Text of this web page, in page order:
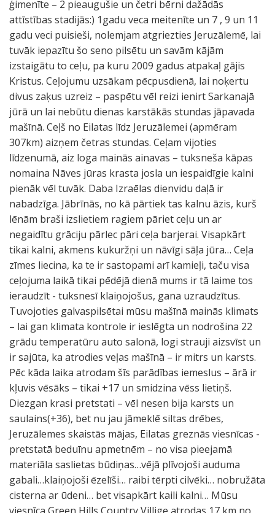
ģimenīte – 2 pieaugušie un četri bērni dažādās
attīstības stadijās:) 1gadu veca meitenīte un 7 , 9 un 11
gadu veci puisieši, nolemjam atgriezties Jeruzālemē, lai
tuvāk iepazītu šo seno pilsētu un savām kājām
izstaigātu to ceļu, pa kuru 2009 gadus atpakaļ gājis
Kristus. Ceļojumu uzsākam pēcpusdienā, lai noķertu
divus zaķus uzreiz – paspētu vēl reizi ienirt Sarkanajā
jūrā un lai nebūtu dienas karstākās stundas jāpavada
mašīnā. Ceļš no Eilatas līdz Jeruzālemei (apmēram
307km) aizņem četras stundas. Ceļam vijoties
līdzenumā, aiz loga mainās ainavas – tuksneša kāpas
nomaina Nāves jūras krasta josla un iespaidīgie kalni
pienāk vēl tuvāk. Daba Izraēlas dienvidu daļā ir
nabadzīga. Jābrīnās, no kā pārtiek tas kalnu āzis, kurš
lēnām braši izslietiem ragiem pāriet ceļu un ar
negaidītu grāciju pārlec pāri ceļa barjerai. Visapkārt
tikai kalni, akmens kukuržņi un nāvīgi sāļa jūra… Ceļa
zīmes liecina, ka te ir sastopami arī kamieļi, taču visa
ceļojuma laikā tikai pēdējā dienā mums ir tā laime tos
ieraudzīt - tuksnesī klaiņojošus, gana uzraudzītus.
Tuvojoties galvaspilsētai mūsu mašīnā mainās klimats
– lai gan klimata kontrole ir ieslēgta un nodrošina 22
grādu temperatūru auto salonā, logi strauji aizsvīst un
ir sajūta, ka atrodies veļas mašīnā – ir mitrs un karsts.
Pēc kāda laika atrodam šīs parādības iemeslus – ārā ir
kļuvis vēsāks – tikai +17 un smidzina vēss lietiņš.
Diezgan krasi pretstati – vēl nesen bija karsts un
saulains(+36), bet nu jau jāmeklē siltas drēbes,
Jeruzālemes skaistās mājas, Eilatas greznās viesnīcas -
pretstatā beduīnu apmetnēm – no visa pieejamā
materiāla saslietas būdiņas…vējā plīvojoši auduma
gabali…klaiņojoši ēzelīši… raibi tērpti cilvēki… nobružāta
cisterna ar ūdeni… bet visapkārt kaili kalni… Mūsu